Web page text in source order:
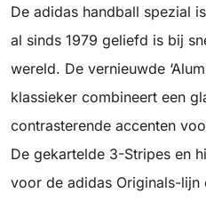
De adidas handball spezial
al sinds 1979 geliefd is bij
wereld. De vernieuwde
klassieker combineert een
contrasterende accenten
De gekartelde 3-Stripes en
voor de adidas Originals-lijn